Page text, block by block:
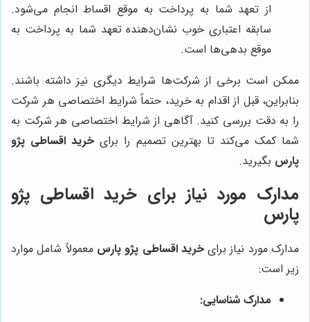
از تعهد شما به پرداخت به موقع اقساط انجام می‌شود.
سابقه اعتباری خوب نشان‌دهنده تعهد شما به پرداخت به
موقع بدهی‌ها است.
ممکن است برخی از شرکت‌ها شرایط دیگری نیز داشته باشند.
بنابراین، قبل از اقدام به خرید، حتماً شرایط اختصاصی هر شرکت
را به دقت بررسی کنید. آگاهی از شرایط اختصاصی هر شرکت به
شما کمک می‌کند تا بهترین تصمیم را برای خرید اقساطی پژو
پارس بگیرید.
مدارک مورد نیاز برای خرید اقساطی پژو
پارس
مدارک مورد نیاز برایخرید اقساطی پژو پارس معمولاً شامل موارد
زیر است:
مدارک شناسایی: